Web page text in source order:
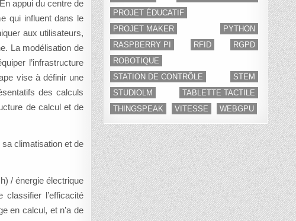
appui du centre de
qui influent dans le
aux utilisateurs,
La modélisation de
l’infrastructure
vise à définir une
des calculs
de calcul et de
climatisation et de
/ énergie électrique
l’efficacité
en calcul, et n’a de
PROJET ÉDUCATIF
PROJET MAKER
PYTHON
RASPBERRY PI
RFID
RGPD
ROBOTIQUE
STATION DE CONTRÔLE
STEM
STUDIOLM
TABLETTE TACTILE
THINGSPEAK
VITESSE WEBGPU